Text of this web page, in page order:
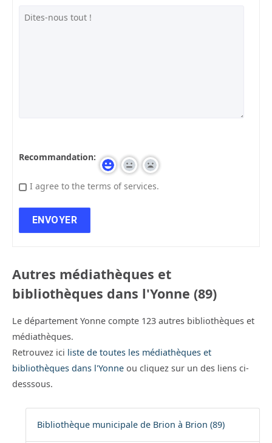
Recommandation:
I agree to the terms of services.
Autres médiathèques et
bibliothèques dans l'Yonne (89)
Le département Yonne compte 123 autres bibliothèques et
médiathèques.
Retrouvez ici liste de toutes les médiathèques et
bibliothèques dans l'Yonne ou cliquez sur un des liens ci-
desssous.
Bibliothèque municipale de Brion à Brion (89)